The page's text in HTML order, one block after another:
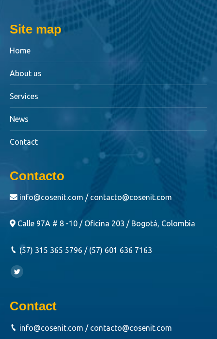
Site map
Home
About us
Services
News
Contact
Contacto
info@cosenit.com / contacto@cosenit.com
Calle 97A # 8 -10 / Oficina 203 / Bogotá, Colombia
(57) 315 365 5796 / (57) 601 636 7163
Encuéntranos en:
Twitter
Contact
info@cosenit.com / contacto@cosenit.com